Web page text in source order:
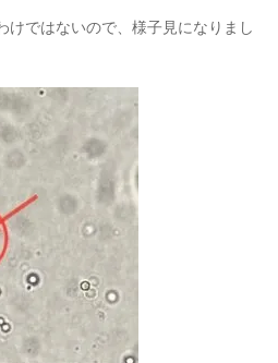
けではないので、様子見になりまし